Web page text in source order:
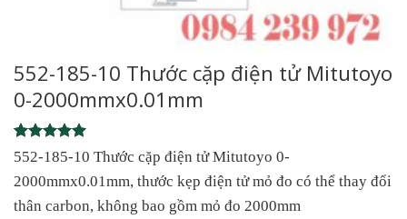
552-185-10 Thước cặp điện tử Mitutoyo
0-2000mmx0.01mm
Rated5
out of 5
based on
1
rating
552-185-10 Thước cặp điện tử Mitutoyo 0-
2000mmx0.01mm, thước kẹp điện tử mỏ đo có thể thay đổi
thân carbon, không bao gồm mỏ đo 2000mm